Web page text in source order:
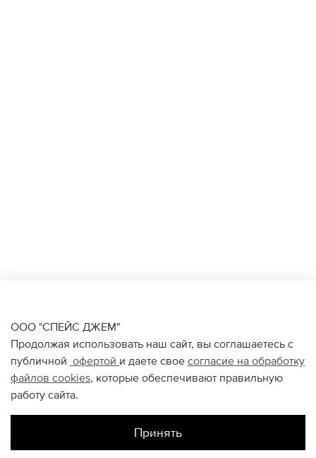
ООО "СПЕЙС ДЖЕМ"
Продолжая использовать наш сайт, вы соглашаетесь с
публичной офертой и даете свое согласие на обработку
файлов cookies, которые обеспечивают правильную
работу сайта.
Принять